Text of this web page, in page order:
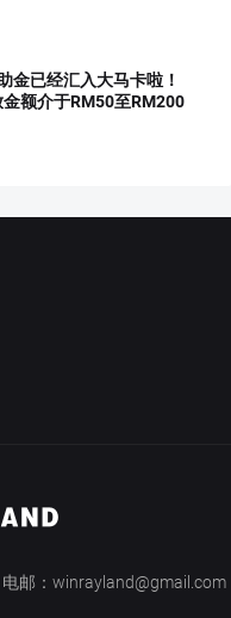
金已经汇入大马卡啦！
额介于RM50至RM200
邮：winrayland@gmail.com